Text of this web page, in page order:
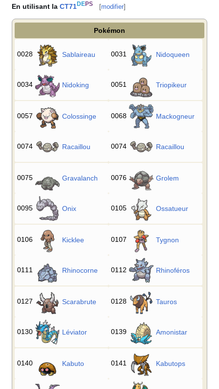
En utilisant la CT71DEPS [modifier]
Pokémon
0028 Sablaireau 0031 Nidoqueen
0034 Nidoking 0051 Triopikeur
0057 Colossinge 0068 Mackogneur
0074 Racaillou 0074 Racaillou
0075 Gravalanch 0076 Grolem
0095 Onix 0105 Ossatueur
0106 Kicklee 0107 Tygnon
0111 Rhinocorne 0112 Rhinoféros
0127 Scarabrute 0128 Tauros
0130 Léviator 0139 Amonistar
0140 Kabuto 0141 Kabutops